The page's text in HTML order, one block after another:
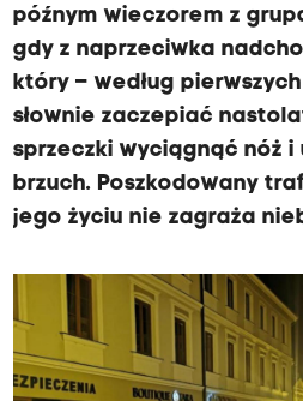
późnym wieczorem z
gdy z naprzeciwka
który – według
słownie zaczepiać
sprzeczki wyciągnąć nóż i
brzuch. Poszkodowany
jego życiu nie zagraża